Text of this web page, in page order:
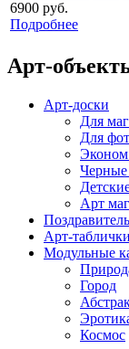
6900 руб.
Подробнее
Арт-
Арт-доски
Для
Для
Эконом
Арт
Арт-таблички
Модульные
Город
Космос